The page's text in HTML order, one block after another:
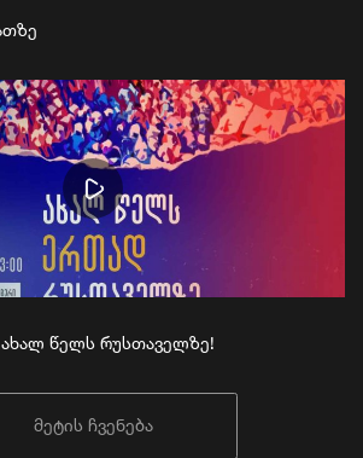
წელს რუსთაველზე!
მეტის ჩვენება